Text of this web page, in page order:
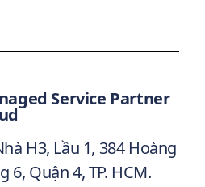
Service Partner
H3, Lầu 1, 384 Hoàng
6, Quận 4, TP. HCM.